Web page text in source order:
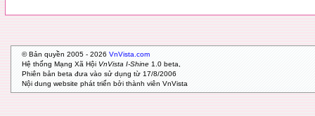
© Bản quyền 2005 - 2026 VnVista.com
Hệ thống Mạng Xã Hội VnVista I-Shine 1.0 beta,
Phiên bản beta đưa vào sử dụng từ 17/8/2006
Nội dung website phát triển bởi thành viên VnVista